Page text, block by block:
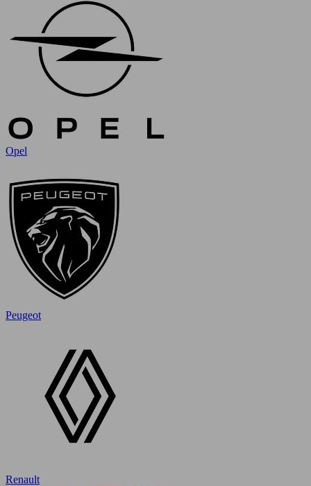
Opel
Peugeot
Renault